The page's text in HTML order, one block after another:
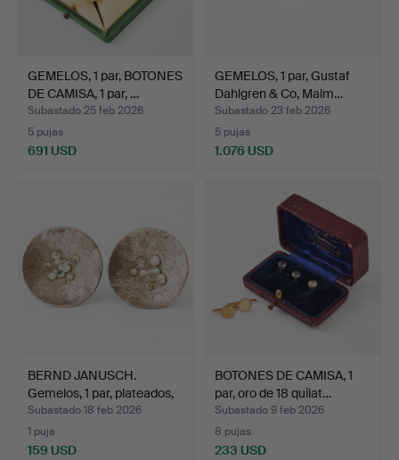
GEMELOS, 1 par, BOTONES
DE CAMISA, 1 par, …
Subastado 25 feb 2026
5 pujas
691 USD
GEMELOS, 1 par, Gustaf
Dahlgren & Co, Malm…
Subastado 23 feb 2026
5 pujas
1.076 USD
BERND JANUSCH.
Gemelos, 1 par, plateados,
…
Subastado 18 feb 2026
1 puja
159 USD
BOTONES DE CAMISA, 1
par, oro de 18 quilat…
Subastado 9 feb 2026
8 pujas
233 USD